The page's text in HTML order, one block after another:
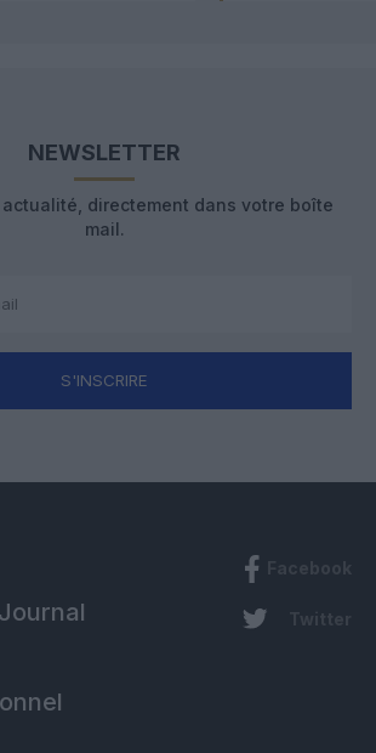
NEWSLETTER
directement dans votre boîte
mail.
S'INSCRIRE